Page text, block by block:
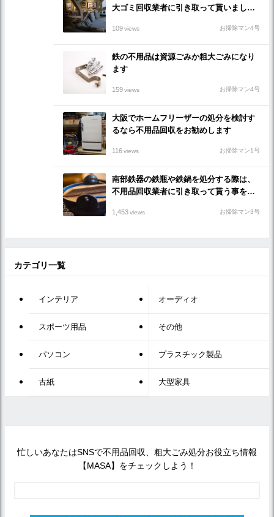
大ゴミ回収業者に引き取って貰いましょ
109views お掃除マン4号
鉄の不用品は資源ごみか粗大ごみになり
ます
159views お掃除マン4号
大阪でホームフリーザーの処分を検討す
るなら不用品回収をお勧めします
116views お掃除マン1号
南部鉄器の鉄瓶や鉄鍋を処分する際は、
不用品回収業者に引き取って貰う事をお
1,453views お掃除マン3号
カテゴリ一覧
インテリア オーディオ
スポーツ用品 その他
パソコン プラスチック製品
古紙 大型家具
忙しいあなたはSNSで不用品回収、粗大ごみ処分お役立ち情報
【MASA】をチェックしよう！